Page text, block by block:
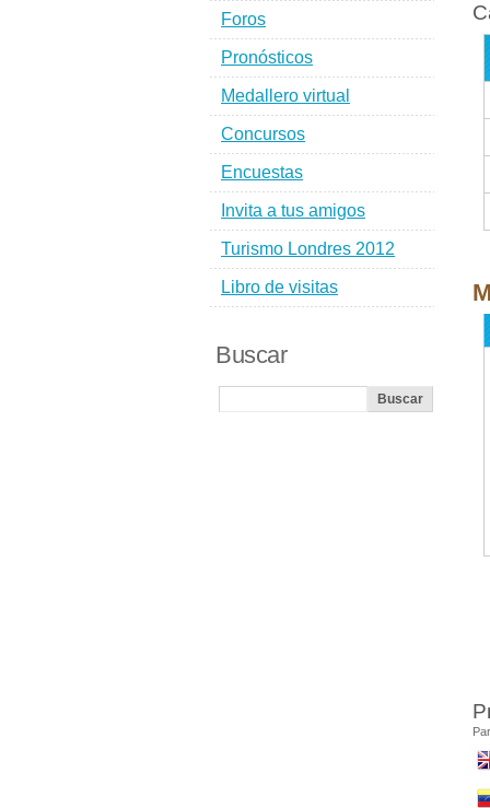
Foros
Pronósticos
Medallero virtual
Concursos
Encuestas
Invita a tus amigos
Turismo Londres 2012
Libro de visitas
Buscar